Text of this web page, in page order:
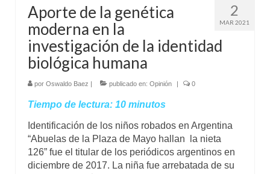
2
MAR 2021
Aporte de la genética
moderna en la
investigación de la identidad
biológica humana
por Oswaldo Baez | publicado en: Opinión | 0
Tiempo de lectura: 10 minutos
Identificación de los niños robados en Argentina
“Abuelas de la Plaza de Mayo hallan la nieta
126” fue el titular de los periódicos argentinos en
diciembre de 2017. La niña fue arrebatada de su